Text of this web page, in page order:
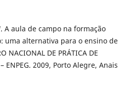
A aula de campo na formação
uma alternativa para o ensino de
NACIONAL DE PRÁTICA DE
ENPEG. 2009, Porto Alegre, Anais